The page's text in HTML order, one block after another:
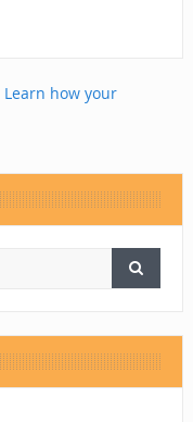
Learn how your